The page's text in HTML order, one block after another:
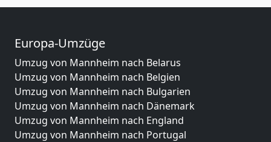
Europa-Umzüge
Umzug von Mannheim nach Belarus
Umzug von Mannheim nach Belgien
Umzug von Mannheim nach Bulgarien
Umzug von Mannheim nach Dänemark
Umzug von Mannheim nach England
Umzug von Mannheim nach Portugal